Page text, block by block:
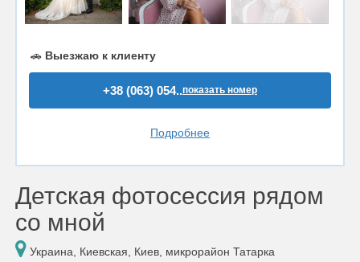
🚗 Выезжаю к клиенту
+38 (063) 054..показать номер
Подробнее
Детская фотосессия рядом
со мной
Украина, Киевская, Киев, микрорайон Татарка